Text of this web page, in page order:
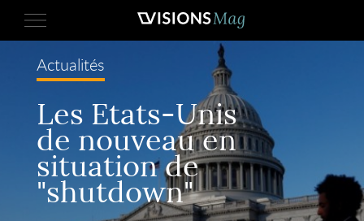
Actualités
Les Etats-Unis
de nouveau en
situation de
"shutdown"